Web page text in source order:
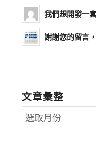
我們想開發一
謝謝您的留言
文章彙整